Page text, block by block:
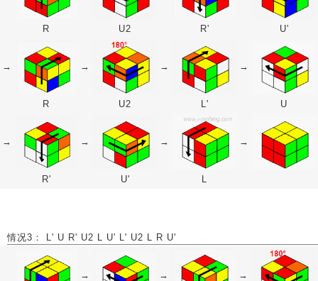
R U2 R' U'
→ → → →
R U2 L' U
→ → → →
R' U' L
情况3： L' U R' U2 L U' L' U2 L R U'
→ → →